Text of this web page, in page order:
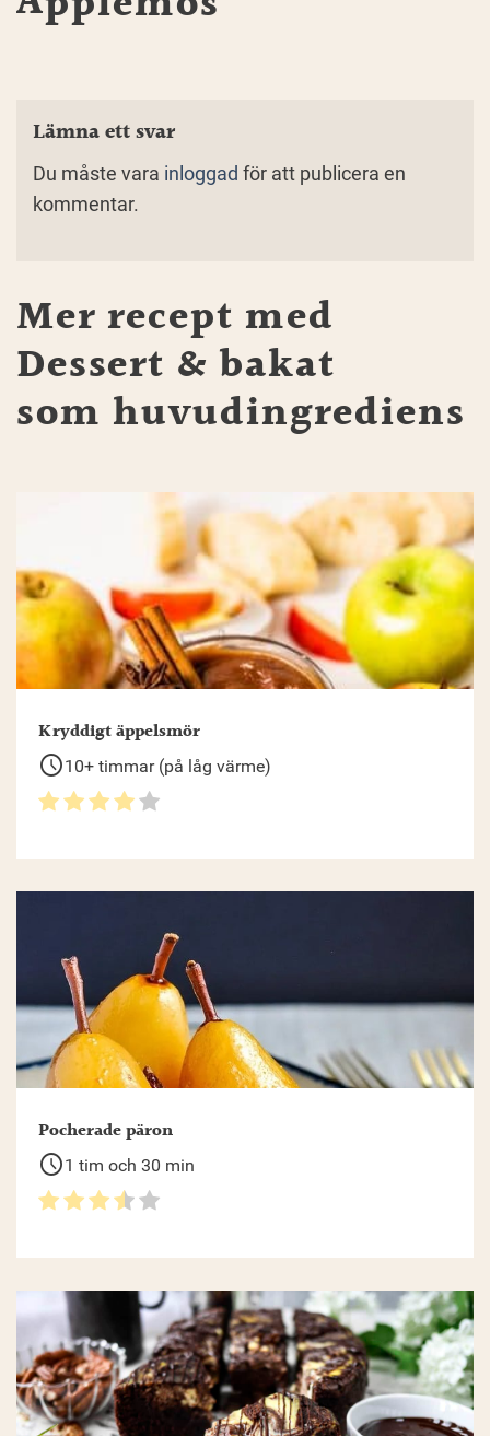
Lämna ett svar
Du måste vara inloggad för att publicera en
kommentar.
Mer recept med
Dessert & bakat
som huvudingrediens
Kryddigt äppelsmör
schedule10+ timmar (på låg värme)
Pocherade päron
schedule1 tim och 30 min